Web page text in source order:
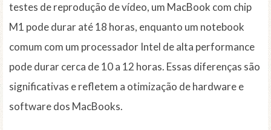
testes de reprodução de vídeo, um MacBook com chip
M1 pode durar até 18 horas, enquanto um notebook
comum com um processador Intel de alta performance
pode durar cerca de 10 a 12 horas. Essas diferenças são
significativas e refletem a otimização de hardware e
software dos MacBooks.